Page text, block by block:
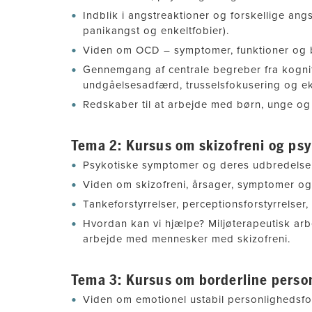
Indblik i angstreaktioner og forskellige
panikangst og enkeltfobier).
Viden om OCD – symptomer, funktioner og
Gennemgang af centrale begreber fra
undgåelsesadfærd, trusselsfokusering og
Redskaber til at arbejde med børn, unge
Tema 2: Kursus om skizofreni og
Psykotiske symptomer og deres
Viden om skizofreni, årsager, symptomer
Tankeforstyrrelser,
Hvordan kan vi hjælpe? Miljøterapeutisk
arbejde med mennesker med skizofreni.
Tema 3: Kursus om borderline
Viden om emotionel ustabil